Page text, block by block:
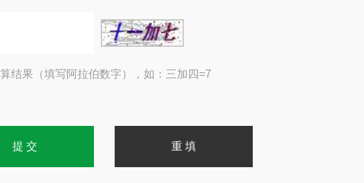
结果（填写阿拉伯数字），如：三加四=7